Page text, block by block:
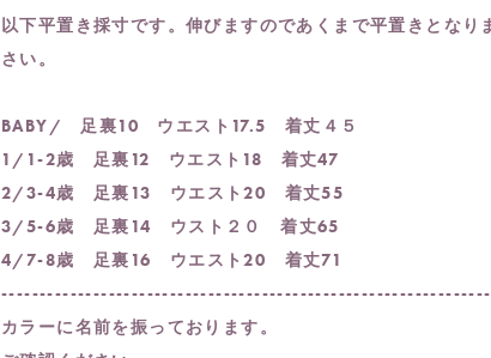
以下平置き採寸です。伸びますのであくまで平置きとな
さい。
BABY/ 足裏10 ウエスト17.5 着丈４５
1/1-2歳 足裏12 ウエスト18 着丈47
2/3-4歳 足裏13 ウエスト20 着丈55
3/5-6歳 足裏14 ウスト２０ 着丈65
4/7-8歳 足裏16 ウエスト20 着丈71
カラーに名前を振っております。